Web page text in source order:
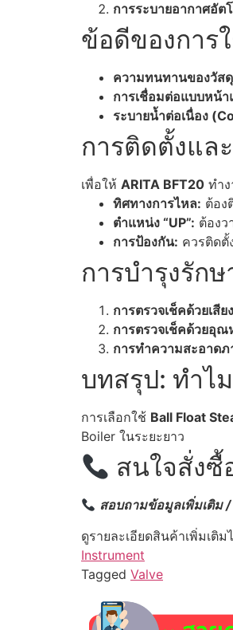
การระบายอากาศอัต
ข้อดีของการ
ความทนทานของวัส
การเชื่อมต่อแบบหน้
ระบายน้ำต่อเนื่อง
การติดตั้งแล
เพื่อให้ ARITA BFT20 ทำ
ทิศทางการไหล: ต้อง
ตำแหน่ง “UP”: ต้องว
การป้องกัน: ควรติดตั้
การบำรุงรัก
การตรวจเช็คด้วยเสี
การตรวจเช็คด้วยอุ
การทำความสะอาดภ
บทสรุป: ทำไ
การเลือกใช้ Ball Float
Boiler ในระยะยาว
สนใจสั่งซื้
สอบถามข้อมูลเพิ่มเติม
ดูรายละเอียดสินค้าเพิ่มเติม
Instrument
Tagged Valve